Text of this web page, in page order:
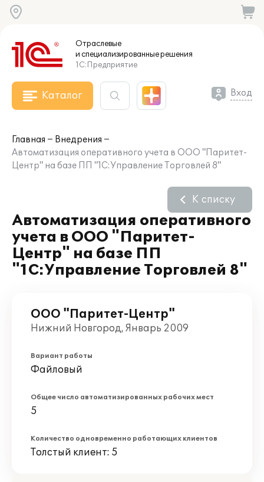
Отраслевые
и специализированныерешения
1С:Предприятие
Каталог Вход
Главная
Внедрения
Автоматизация оперативного учета в ООО "Паритет-
Центр" на базе ПП "1С:Управление Торговлей 8"
Автоматизация оперативного
учета в ООО "Паритет-
Центр" на базе ПП
"1С:Управление Торговлей 8"
К списку
ООО "Паритет-Центр"
Нижний Новгород, Январь 2009
Вариант работы
Файловый
Общее число автоматизированных рабочих мест
5
Количество одновременно работающих клиентов
Толстый клиент: 5